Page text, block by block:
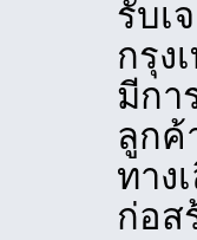
รับเ
กรุง
มีกา
ลูกค้
ทาง
ก่อส